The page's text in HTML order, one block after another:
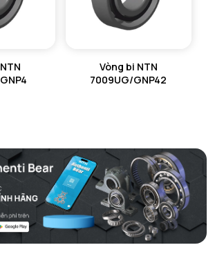
Vòng bi NTN
7009UG/GNP42